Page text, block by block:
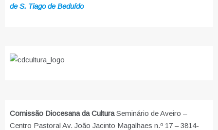
de S. Tiago de Beduído
Comissão Diocesana da CulturaSeminário de Aveiro –
Centro Pastoral Av. João Jacinto Magalhaes n.º 17 – 3814-